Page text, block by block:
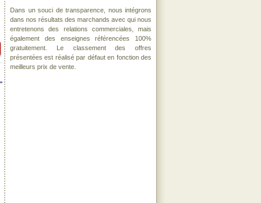
Dans un souci de transparence, nous intégrons
dans nos résultats des marchands avec qui nous
entretenons des relations commerciales, mais
également des enseignes référencées 100%
gratuitement. Le classement des offres
présentées est réalisé par défaut en fonction des
meilleurs prix de vente.